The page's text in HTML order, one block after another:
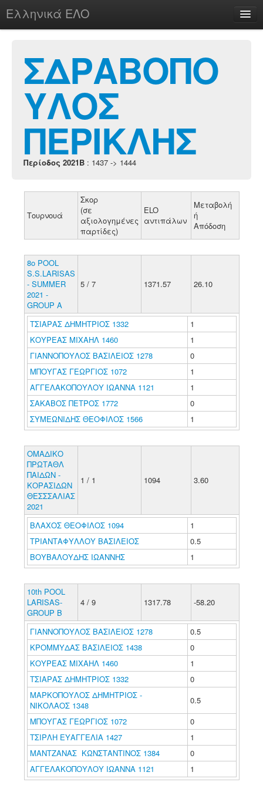
Ελληνικά ΕΛΟ
chesstu.be @ discord
ΣΔΡΑΒΟΠΟ
ΥΛΟΣ
ΠΕΡΙΚΛΗΣ
Περίοδος 2021B : 1437 -> 1444
Τουρνουά
Σκορ
(σε
αξιολογημένες
παρτίδες)
ELO
αντιπάλων
Μεταβολή
ή
Απόδοση
8o POOL
S.S.LARISAS
- SUMMER
2021 -
GROUP A
5 / 7 1371.57 26.10
ΤΣΙΑΡΑΣ ΔΗΜΗΤΡΙΟΣ 1332
1
ΚΟΥΡΕΑΣ ΜΙΧΑΗΛ 1460
1
ΓΙΑΝΝΟΠΟΥΛΟΣ ΒΑΣΙΛΕΙΟΣ 1278
0
ΜΠΟΥΓΑΣ ΓΕΩΡΓΙΟΣ 1072
1
ΑΓΓΕΛΑΚΟΠΟΥΛΟΥ ΙΩΑΝΝΑ 1121
1
ΣΑΚΑΒΟΣ ΠΕΤΡΟΣ 1772
0
ΣΥΜΕΩΝΙΔΗΣ ΘΕΟΦΙΛΟΣ 1566
1
ΟΜΑΔΙΚΟ
ΠΡΩΤΑΘΛ
ΠΑΙΔΩΝ -
ΚΟΡΑΣΙΔΩΝ
ΘΕΣΣΣΑΛΙΑΣ
2021
1 / 1 1094 3.60
ΒΛΑΧΟΣ ΘΕΟΦΙΛΟΣ 1094
1
ΤΡΙΑΝΤΑΦΥΛΛΟΥ ΒΑΣΙΛΕΙΟΣ
0.5
ΒΟΥΒΑΛΟΥΔΗΣ ΙΩΑΝΝΗΣ
1
10th POOL
LARISAS-
GROUP B
4 / 9 1317.78 -58.20
ΓΙΑΝΝΟΠΟΥΛΟΣ ΒΑΣΙΛΕΙΟΣ 1278
0.5
ΚΡΟΜΜΥΔΑΣ ΒΑΣΙΛΕΙΟΣ 1438
0
ΚΟΥΡΕΑΣ ΜΙΧΑΗΛ 1460
1
ΤΣΙΑΡΑΣ ΔΗΜΗΤΡΙΟΣ 1332
0
ΜΑΡΚΟΠΟΥΛΟΣ ΔΗΜΗΤΡΙΟΣ -
ΝΙΚΟΛΑΟΣ 1348
0.5
ΜΠΟΥΓΑΣ ΓΕΩΡΓΙΟΣ 1072
0
ΤΣΙΡΛΗ ΕΥΑΓΓΕΛΙΑ 1427
1
ΜΑΝΤΖΑΝΑΣ ΚΩΝΣΤΑΝΤΙΝΟΣ 1384
0
ΑΓΓΕΛΑΚΟΠΟΥΛΟΥ ΙΩΑΝΝΑ 1121
1